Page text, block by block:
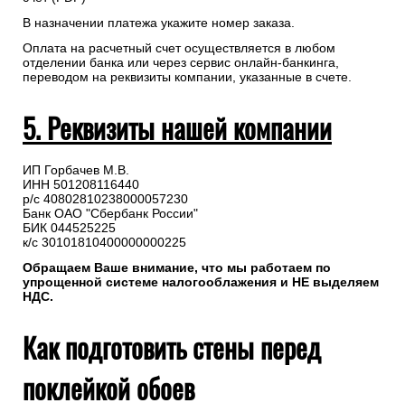
доставки с менеджером.
Для самостоятельного формирования счета необходимо
перейти в “Профиль”(авторизация на сайте не
обязательна) => Заказы => Детали заказа №=> Распечатать
В назначении платежа укажите номер заказа.
Оплата на расчетный счет осуществляется в любом
переводом на реквизиты компании, указанные в счете.
5. Реквизиты нашей компании
ИП Горбачев М.В.
ИНН 501208116440
р/с 40802810238000057230
к/с 30101810400000000225
Обращаем Ваше внимание, что мы работаем по
упрощенной системе налогооблажения и НЕ выделяем
НДС.